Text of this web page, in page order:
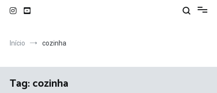
Início cozinha
Tag:cozinha